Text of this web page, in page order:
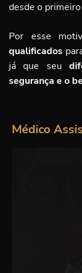
desde o
Por esse
qualificados
já que seu
segurança e o
Médico